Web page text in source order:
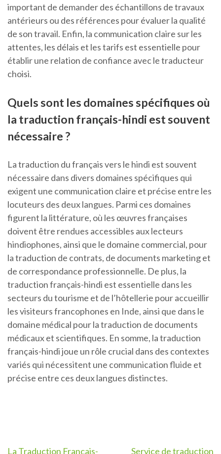
important de demander des échantillons de travaux
antérieurs ou des références pour évaluer la qualité
de son travail. Enfin, la communication claire sur les
attentes, les délais et les tarifs est essentielle pour
établir une relation de confiance avec le traducteur
choisi.
Quels sont les domaines spécifiques où
la traduction français-hindi est souvent
nécessaire ?
La traduction du français vers le hindi est souvent
nécessaire dans divers domaines spécifiques qui
exigent une communication claire et précise entre les
locuteurs des deux langues. Parmi ces domaines
figurent la littérature, où les œuvres françaises
doivent être rendues accessibles aux lecteurs
hindiophones, ainsi que le domaine commercial, pour
la traduction de contrats, de documents marketing et
de correspondance professionnelle. De plus, la
traduction français-hindi est essentielle dans les
secteurs du tourisme et de l’hôtellerie pour accueillir
les visiteurs francophones en Inde, ainsi que dans le
domaine médical pour la traduction de documents
médicaux et scientifiques. En somme, la traduction
français-hindi joue un rôle crucial dans des contextes
variés qui nécessitent une communication fluide et
précise entre ces deux langues distinctes.
La Traduction Français-
Service de traduction